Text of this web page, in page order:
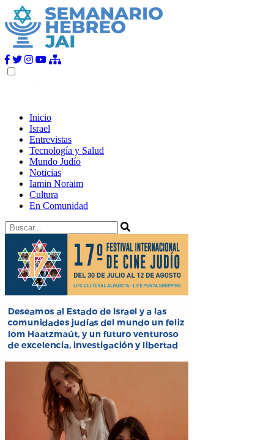
Inicio
Israel
Entrevistas
Tecnología y Salud
Mundo Judío
Noticias
Iamin Noraim
Cultura
En Comunidad